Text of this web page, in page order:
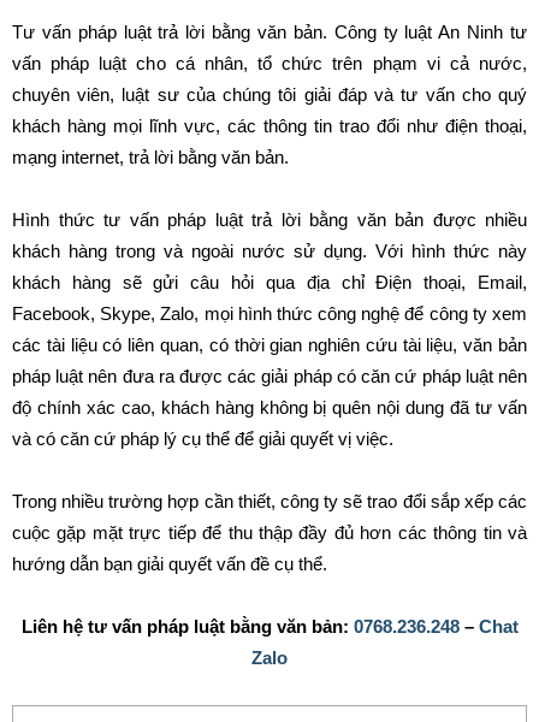
Tư vấn pháp luật trả lời bằng văn bản. Công ty luật An Ninh tư
vấn pháp luật cho cá nhân, tổ chức trên phạm vi cả nước,
chuyên viên, luật sư của chúng tôi giải đáp và tư vấn cho quý
khách hàng mọi lĩnh vực, các thông tin trao đổi như điện thoại,
mạng internet, trả lời bằng văn bản.
Hình thức tư vấn pháp luật trả lời bằng văn bản được nhiều
khách hàng trong và ngoài nước sử dụng. Với hình thức này
khách hàng sẽ gửi câu hỏi qua địa chỉ Điện thoại, Email,
Facebook, Skype, Zalo, mọi hình thức công nghệ để công ty xem
các tài liệu có liên quan, có thời gian nghiên cứu tài liệu, văn bản
pháp luật nên đưa ra được các giải pháp có căn cứ pháp luật nên
độ chính xác cao, khách hàng không bị quên nội dung đã tư vấn
và có căn cứ pháp lý cụ thể để giải quyết vị việc.
Trong nhiều trường hợp cần thiết, công ty sẽ trao đổi sắp xếp các
cuộc gặp mặt trực tiếp để thu thập đầy đủ hơn các thông tin và
hướng dẫn bạn giải quyết vấn đề cụ thể.
Liên hệ tư vấn pháp luật bằng văn bản: 0768.236.248– Chat
Zalo